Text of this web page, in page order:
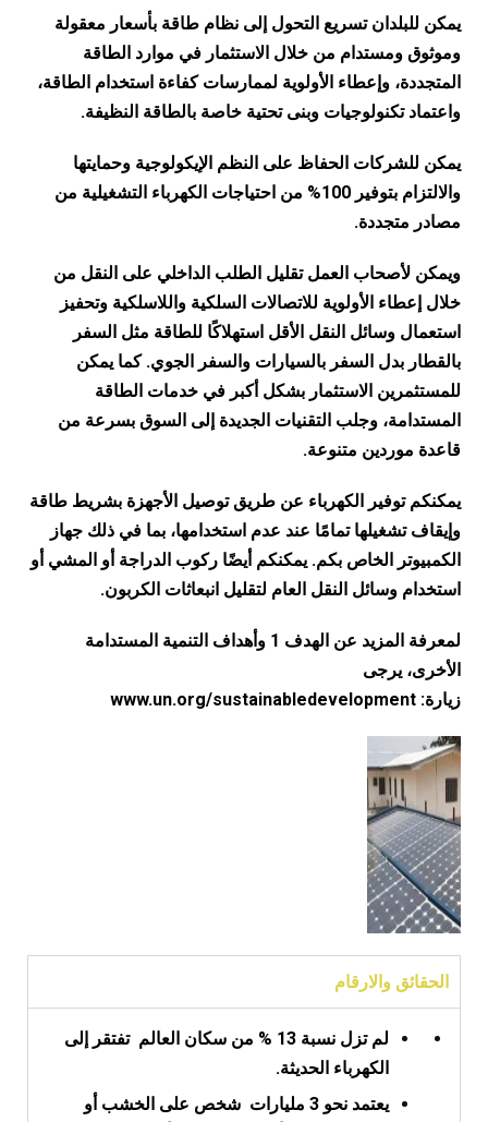
يمكن للبلدان تسريع التحول إلى نظام طاقة بأسعار معقولة
وموثوق ومستدام من خلال الاستثمار في موارد الطاقة
المتجددة، وإعطاء الأولوية لممارسات كفاءة استخدام الطاقة،
واعتماد تكنولوجيات وبنى تحتية خاصة بالطاقة النظيفة.
يمكن للشركات الحفاظ على النظم الإيكولوجية وحمايتها
والالتزام بتوفير 100% من احتياجات الكهرباء التشغيلية من
مصادر متجددة.
ويمكن لأصحاب العمل تقليل الطلب الداخلي على النقل من
خلال إعطاء الأولوية للاتصالات السلكية واللاسلكية وتحفيز
استعمال وسائل النقل الأقل استهلاكًا للطاقة مثل السفر
بالقطار بدل السفر بالسيارات والسفر الجوي. كما يمكن
للمستثمرين الاستثمار بشكل أكبر في خدمات الطاقة
المستدامة، وجلب التقنيات الجديدة إلى السوق بسرعة من
قاعدة موردين متنوعة.
يمكنكم توفير الكهرباء عن طريق توصيل الأجهزة بشريط طاقة
وإيقاف تشغيلها تمامًا عند عدم استخدامها، بما في ذلك جهاز
الكمبيوتر الخاص بكم. يمكنكم أيضًا ركوب الدراجة أو المشي أو
استخدام وسائل النقل العام لتقليل انبعاثات الكربون.
لمعرفة المزيد عن الهدف 1 وأهداف التنمية المستدامة
الأخرى، يرجى
زيارة: www.un.org/sustainabledevelopment
الحقائق والارقام
لم تزل نسبة 13 % من سكان العالم تفتقر إلى
الكهرباء الحديثة.
يعتمد نحو 3 مليارات شخص على الخشب أو